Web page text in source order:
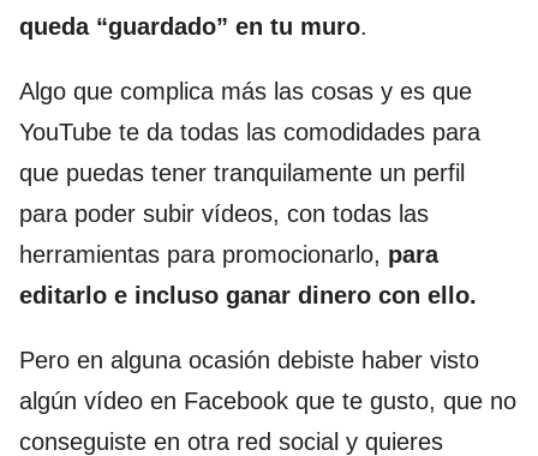
queda “guardado” en tu muro.
Algo que complica más las cosas y es que
YouTube te da todas las comodidades para
que puedas tener tranquilamente un perfil
para poder subir vídeos, con todas las
herramientas para promocionarlo, para
editarlo e incluso ganar dinero con ello.
Pero en alguna ocasión debiste haber visto
algún vídeo en Facebook que te gusto, que no
conseguiste en otra red social y quieres